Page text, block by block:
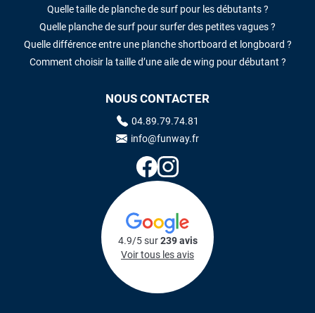
Quelle taille de planche de surf pour les débutants ?
Quelle planche de surf pour surfer des petites vagues ?
Quelle différence entre une planche shortboard et longboard ?
Comment choisir la taille d’une aile de wing pour débutant ?
NOUS CONTACTER
04.89.79.74.81
info@funway.fr
4.9/5 sur239 avis
Voir tous les avis